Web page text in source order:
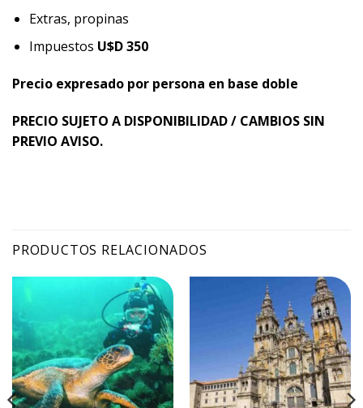
Extras, propinas
Impuestos U$D 350
Precio expresado por persona en base doble
PRECIO SUJETO A DISPONIBILIDAD / CAMBIOS SIN
PREVIO AVISO.
PRODUCTOS RELACIONADOS